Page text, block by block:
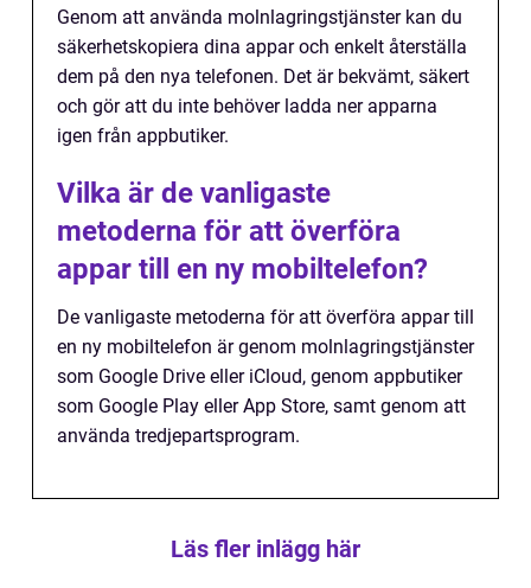
Genom att använda molnlagringstjänster kan du
säkerhetskopiera dina appar och enkelt återställa
dem på den nya telefonen. Det är bekvämt, säkert
och gör att du inte behöver ladda ner apparna
igen från appbutiker.
Vilka är de vanligaste
metoderna för att överföra
appar till en ny mobiltelefon?
De vanligaste metoderna för att överföra appar till
en ny mobiltelefon är genom molnlagringstjänster
som Google Drive eller iCloud, genom appbutiker
som Google Play eller App Store, samt genom att
använda tredjepartsprogram.
Läs fler inlägg här